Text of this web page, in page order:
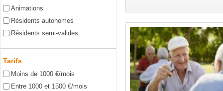
Animations
Résidents autonomes
Résidents semi-valides
Tarifs
Moins de 1000 €/mois
Entre 1000 et 1500 €/mois